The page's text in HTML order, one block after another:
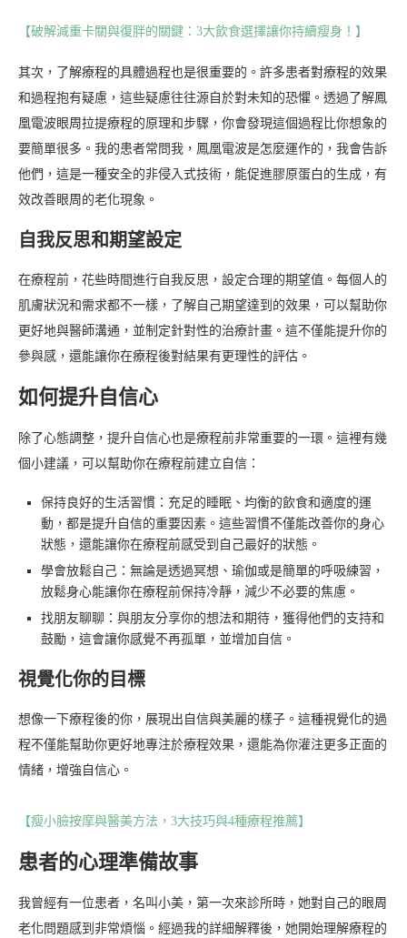
【破解減重卡關與復胖的關鍵：3大飲食選擇讓你持續瘦身！】
其次，了解療程的具體過程也是很重要的。許多患者對療程的效果
和過程抱有疑慮，這些疑慮往往源自於對未知的恐懼。透過了解鳳
凰電波眼周拉提療程的原理和步驟，你會發現這個過程比你想象的
要簡單很多。我的患者常問我，鳳凰電波是怎麼運作的，我會告訴
他們，這是一種安全的非侵入式技術，能促進膠原蛋白的生成，有
效改善眼周的老化現象。
自我反思和期望設定
在療程前，花些時間進行自我反思，設定合理的期望值。每個人的
肌膚狀況和需求都不一樣，了解自己期望達到的效果，可以幫助你
更好地與醫師溝通，並制定針對性的治療計畫。這不僅能提升你的
參與感，還能讓你在療程後對結果有更理性的評估。
如何提升自信心
除了心態調整，提升自信心也是療程前非常重要的一環。這裡有幾
個小建議，可以幫助你在療程前建立自信：
保持良好的生活習慣：充足的睡眠、均衡的飲食和適度的運
動，都是提升自信的重要因素。這些習慣不僅能改善你的身心
狀態，還能讓你在療程前感受到自己最好的狀態。
學會放鬆自己：無論是透過冥想、瑜伽或是簡單的呼吸練習，
放鬆身心能讓你在療程前保持冷靜，減少不必要的焦慮。
找朋友聊聊：與朋友分享你的想法和期待，獲得他們的支持和
鼓勵，這會讓你感覺不再孤單，並增加自信。
視覺化你的目標
想像一下療程後的你，展現出自信與美麗的樣子。這種視覺化的過
程不僅能幫助你更好地專注於療程效果，還能為你灌注更多正面的
情緒，增強自信心。
【瘦小臉按摩與醫美方法，3大技巧與4種療程推薦】
患者的心理準備故事
我曾經有一位患者，名叫小美，第一次來診所時，她對自己的眼周
老化問題感到非常煩惱。經過我的詳細解釋後，她開始理解療程的